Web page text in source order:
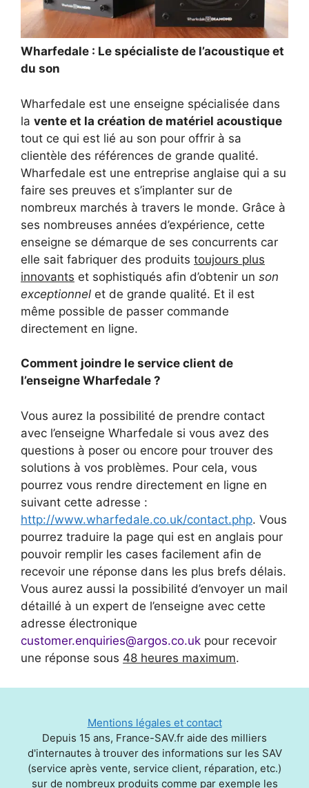
Wharfedale : Le spécialiste de l’acoustique et
du son
Wharfedale est une enseigne spécialisée dans
la vente et la création de matériel acoustique
tout ce qui est lié au son pour offrir à sa
clientèle des références de grande qualité.
Wharfedale est une entreprise anglaise qui a su
faire ses preuves et s’implanter sur de
nombreux marchés à travers le monde. Grâce à
ses nombreuses années d’expérience, cette
enseigne se démarque de ses concurrents car
elle sait fabriquer des produits toujours plus
innovants et sophistiqués afin d’obtenir un son
exceptionnel et de grande qualité. Et il est
même possible de passer commande
directement en ligne.
Comment joindre le service client de
l’enseigne Wharfedale ?
Vous aurez la possibilité de prendre contact
avec l’enseigne Wharfedale si vous avez des
questions à poser ou encore pour trouver des
solutions à vos problèmes. Pour cela, vous
pourrez vous rendre directement en ligne en
suivant cette adresse :
http://www.wharfedale.co.uk/contact.php. Vous
pourrez traduire la page qui est en anglais pour
pouvoir remplir les cases facilement afin de
recevoir une réponse dans les plus brefs délais.
Vous aurez aussi la possibilité d’envoyer un mail
détaillé à un expert de l’enseigne avec cette
adresse électronique
customer.enquiries@argos.co.uk pour recevoir
une réponse sous 48 heures maximum.
Mentions légales et contact
Depuis 15 ans, France-SAV.fr aide des milliers
d'internautes à trouver des informations sur les SAV
(service après vente, service client, réparation, etc.)
sur de nombreux produits comme par exemple les